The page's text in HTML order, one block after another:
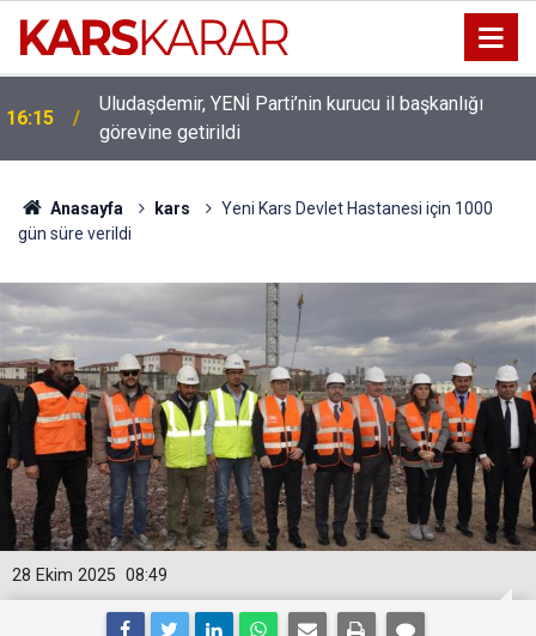
16:15
Uludaşdemir, YENİ Parti’nin kurucu il başkanlığı
görevine getirildi
Anasayfa kars
Yeni Kars Devlet Hastanesi için 1000
gün süre verildi
08:49
28 Ekim 2025